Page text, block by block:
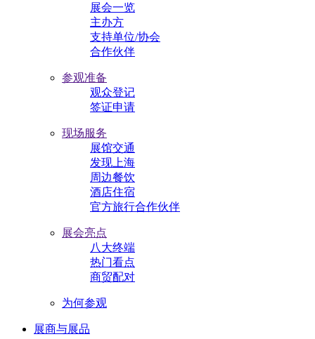
展会一览
主办方
支持单位/协会
合作伙伴
参观准备
观众登记
签证申请
现场服务
展馆交通
发现上海
周边餐饮
酒店住宿
官方旅行合作伙伴
展会亮点
八大终端
热门看点
商贸配对
为何参观
展商与展品